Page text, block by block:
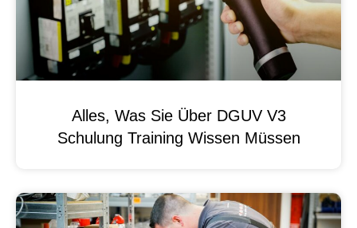
Alles, Was Sie Über DGUV V3
Schulung Training Wissen Müssen